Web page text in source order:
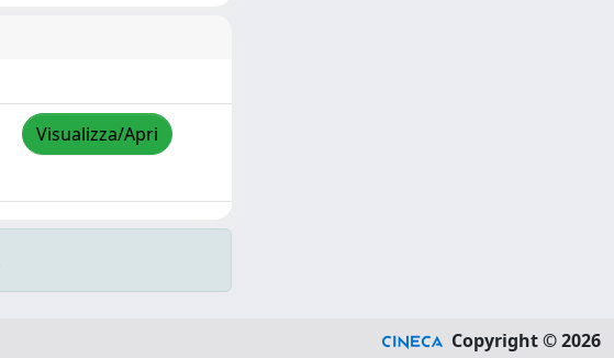
Visualizza/Apri
Copyright © 2026